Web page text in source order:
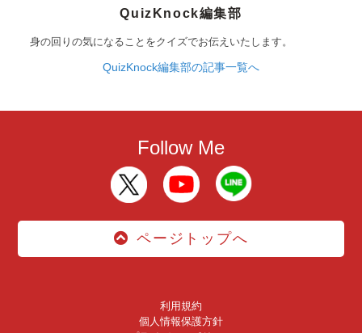
QuizKnock編集部
身の回りの気になることをクイズでお伝えいたします。
QuizKnock編集部の記事一覧へ
Follow Me
ページトップへ
利用規約
個人情報保護方針